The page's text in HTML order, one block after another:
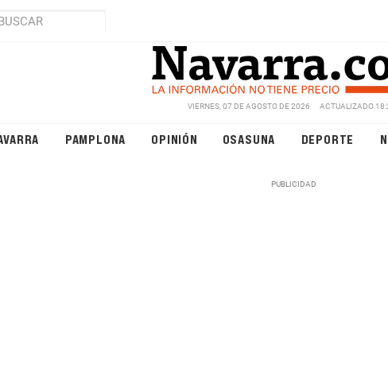
VIERNES, 07 DE AGOSTO DE 2026 ACTUALIZADO
PAMPLONA OPINIÓN OSASUNA DEPORTE